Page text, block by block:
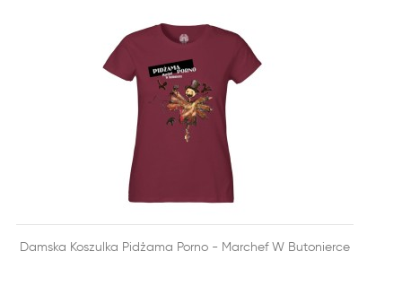
DODAJ DO KOSZYKA SZYBKI PODGLĄD
Damska Koszulka Pidżama Porno - Marchef W Butonierce